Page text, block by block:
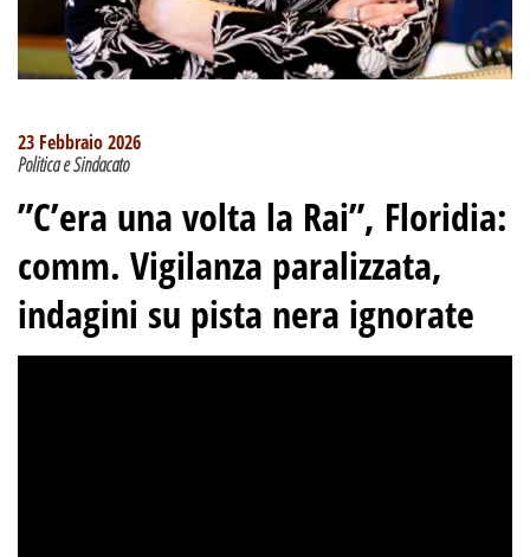
23 Febbraio 2026
Politica e Sindacato
”C’era una volta la Rai”, Floridia:
comm. Vigilanza paralizzata,
indagini su pista nera ignorate